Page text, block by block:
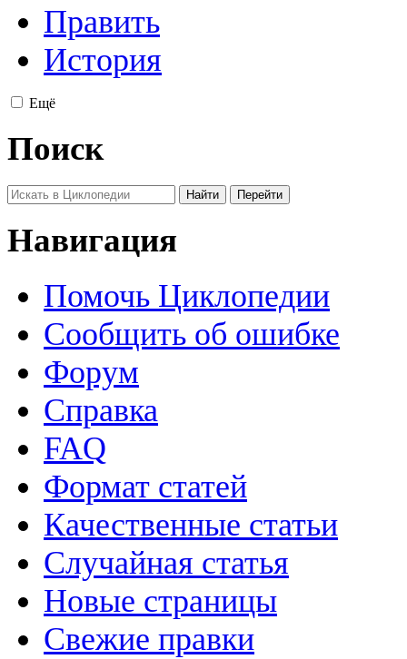
Править
История
Ещё
Поиск
Навигация
Помочь Циклопедии
Сообщить об ошибке
Форум
Справка
FAQ
Формат статей
Качественные статьи
Случайная статья
Новые страницы
Свежие правки